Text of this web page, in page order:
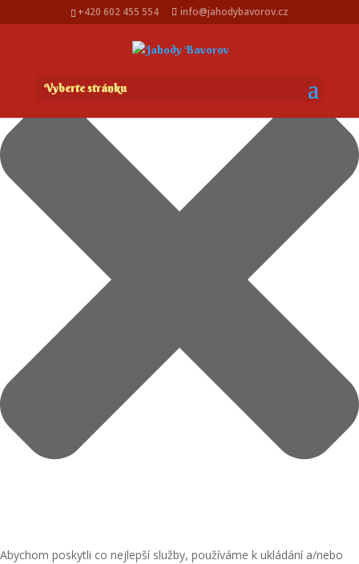
Spravovat Souhlas s cookies
Abychom poskytli co nejlepší služby, používáme k ukládání a/nebo
+420 602 455 554 info@jahodybavorov.cz
Vyberte stránku